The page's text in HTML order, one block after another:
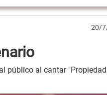
20/
público al cantar "Propiedad